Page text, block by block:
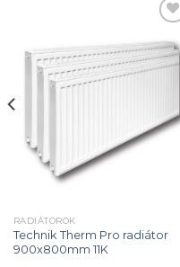
Add to
RADIÁTOROK
Technik Therm Pro radiátor
900x800mm 11K